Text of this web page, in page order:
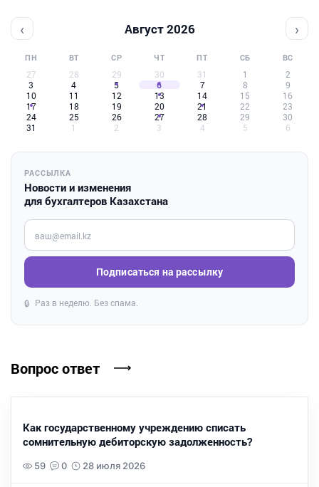
‹ Август 2026 ›
ПН ВТ СР ЧТ ПТ СБ ВС
27 28 29 30 31 1
2
3
4 5 6 7 8
9
10
11 12 13 14 15
16
17
18 19 20 21 22
23
24
25 26 27 28 29
30
31
1 2 3 4 5 6
РАССЫЛКА
Новости и изменения
для бухгалтеров Казахстана
Введите ваш e-mail
Подписаться на рассылку
🔒 Раз в неделю. Без спама.
Вопрос ответ
Как государственному учреждению списать
сомнительную дебиторскую задолженность?
59 0 28 июля 2026